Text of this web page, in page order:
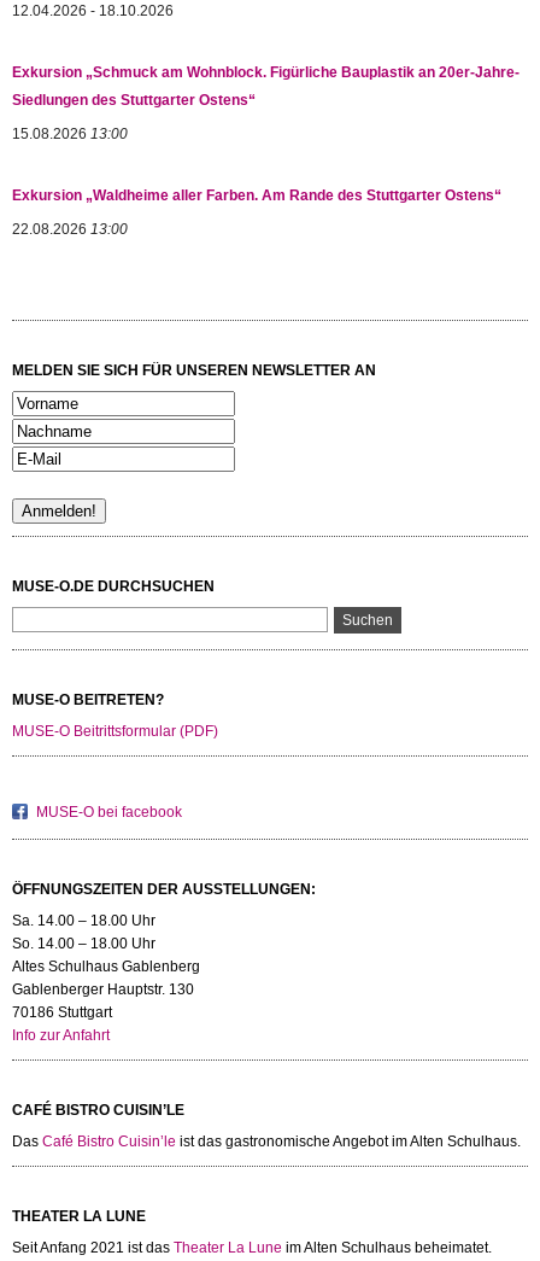
12.04.2026 - 18.10.2026
Exkursion „Schmuck am Wohnblock. Figürliche Bauplastik an 20er-Jahre-
Siedlungen des Stuttgarter Ostens“
15.08.2026 13:00
Exkursion „Waldheime aller Farben. Am Rande des Stuttgarter Ostens“
22.08.2026 13:00
MELDEN SIE SICH FÜR UNSEREN NEWSLETTER AN
MUSE-O.DE DURCHSUCHEN
MUSE-O BEITRETEN?
MUSE-O Beitrittsformular (PDF)
MUSE-O bei facebook
ÖFFNUNGSZEITEN DER AUSSTELLUNGEN:
Sa. 14.00 – 18.00 Uhr
So. 14.00 – 18.00 Uhr
Altes Schulhaus Gablenberg
Gablenberger Hauptstr. 130
70186 Stuttgart
Info zur Anfahrt
CAFÉ BISTRO CUISIN’LE
Das Café Bistro Cuisin’le ist das gastronomische Angebot im Alten Schulhaus.
THEATER LA LUNE
Seit Anfang 2021 ist das Theater La Lune im Alten Schulhaus beheimatet.